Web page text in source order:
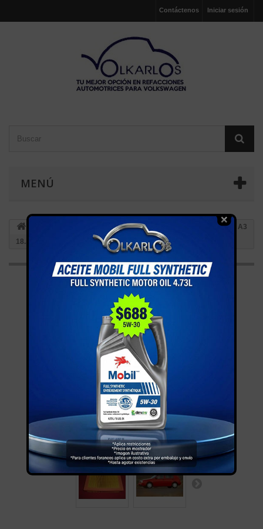
Iniciar sesión
Contáctenos
MENÚ
FILTROS
FILTRO AIRE GOLF-JETTA A3
18., 2.0 Y VR6